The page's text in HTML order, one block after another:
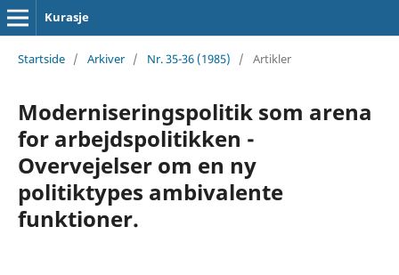
Kurasje
Startside / Arkiver / Nr. 35-36 (1985) / Artikler
Moderniseringspolitik som arena
for arbejdspolitikken -
Overvejelser om en ny
politiktypes ambivalente
funktioner.